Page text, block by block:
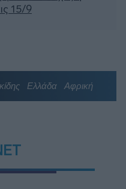
15/9
Ελλάδα Αφρική